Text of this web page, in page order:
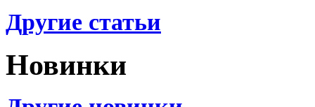
Другие статьи
Новинки